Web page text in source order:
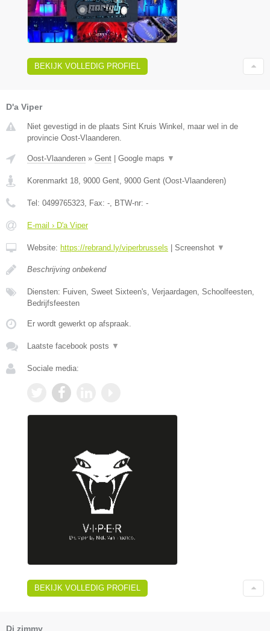
BEKIJK VOLLEDIG PROFIEL
D'a Viper
Niet gevestigd in de plaats Sint Kruis Winkel, maar wel in de
provincie Oost-Vlaanderen.
Oost-Vlaanderen » Gent Google maps ▼
Korenmarkt 18, 9000 Gent, 9000 Gent (Oost-Vlaanderen)
Tel: 0499765323, Fax: -, BTW-nr: -
E-mail › D'a Viper
Website: https://rebrand.ly/viperbrussels Screenshot ▼
Beschrijving onbekend
Diensten: Fuiven, Sweet Sixteen's, Verjaardagen, Schoolfeesten,
Bedrijfsfeesten
Er wordt gewerkt op afspraak.
Laatste facebook posts ▼
Sociale media:
BEKIJK VOLLEDIG PROFIEL
Dj zimmy